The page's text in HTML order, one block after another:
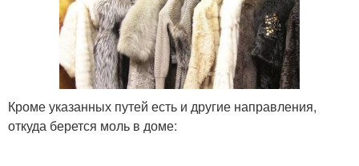
Кроме указанных путей есть и другие направления,
откуда берется моль в доме: